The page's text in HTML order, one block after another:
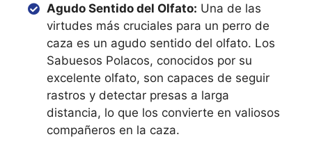
Agudo Sentido del Olfato: Una de las
virtudes más cruciales para un perro de
caza es un agudo sentido del olfato. Los
Sabuesos Polacos, conocidos por su
excelente olfato, son capaces de seguir
rastros y detectar presas a larga
distancia, lo que los convierte en valiosos
compañeros en la caza.